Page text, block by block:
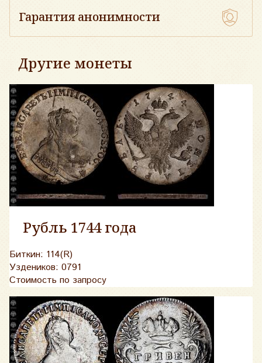
Гарантия анонимности
Другие монеты
Рубль 1744 года
Биткин: 114(R)
Уздеников: 0791
Стоимость по запросу